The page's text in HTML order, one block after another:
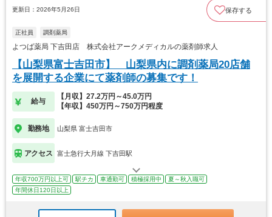
更新日：2026年5月26日 保存する
正社員 調剤薬局
よつば薬局 下吉田店 株式会社アークメディカルの薬剤師求人
【山梨県富士吉田市】 山梨県内に調剤薬局20店舗
を展開する企業にて薬剤師の募集です！
給与
【月収】27.2万円～45.0万円
【年収】450万円～750万円程度
勤務地 山梨県 富士吉田市
アクセス 富士急行大月線 下吉田駅
年収700万円以上可 駅チカ 車通勤可 積極採用中
夏～秋入職可
年間休日120日以上